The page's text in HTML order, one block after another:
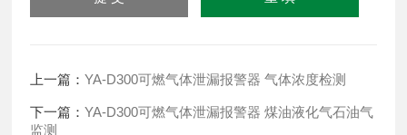
上一篇：YA-D300可燃气体泄漏报警器 气体浓度检测
下一篇：YA-D300可燃气体泄漏报警器 煤油液化气石油气
监测